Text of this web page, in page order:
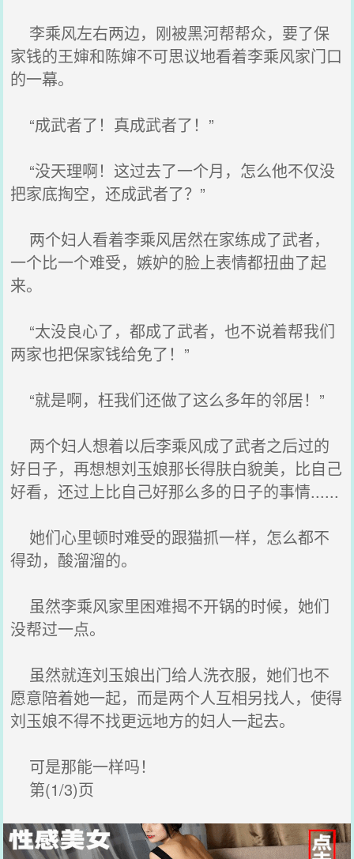
李乘风左右两边，刚被黑河帮帮众，要了保
家钱的王婶和陈婶不可思议地看着李乘风家门口
的一幕。
“成武者了！真成武者了！”
“没天理啊！这过去了一个月，怎么他不仅没
把家底掏空，还成武者了？”
两个妇人看着李乘风居然在家练成了武者，
一个比一个难受，嫉妒的脸上表情都扭曲了起
来。
“太没良心了，都成了武者，也不说着帮我们
两家也把保家钱给免了！”
“就是啊，枉我们还做了这么多年的邻居！”
两个妇人想着以后李乘风成了武者之后过的
好日子，再想想刘玉娘那长得肤白貌美，比自己
好看，还过上比自己好那么多的日子的事情......
她们心里顿时难受的跟猫抓一样，怎么都不
得劲，酸溜溜的。
虽然李乘风家里困难揭不开锅的时候，她们
没帮过一点。
虽然就连刘玉娘出门给人洗衣服，她们也不
愿意陪着她一起，而是两个人互相另找人，使得
刘玉娘不得不找更远地方的妇人一起去。
可是那能一样吗！
第(1/3)页